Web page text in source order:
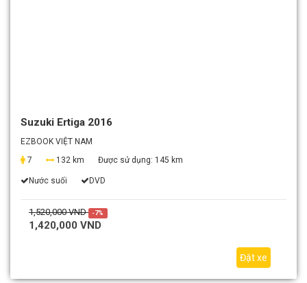
Suzuki Ertiga 2016
EZBOOK VIỆT NAM
7
132 km Được sử dụng: 145 km
Nước suối DVD
1,520,000 VND -7%
1,420,000 VND
Đặt xe